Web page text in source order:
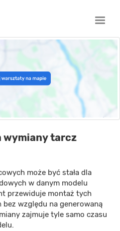
Toggle
wymiany tarcz
może być stała dla
w danym modelu
przewiduje montaż tych
względu na generowaną
zajmuje tyle samo czasu